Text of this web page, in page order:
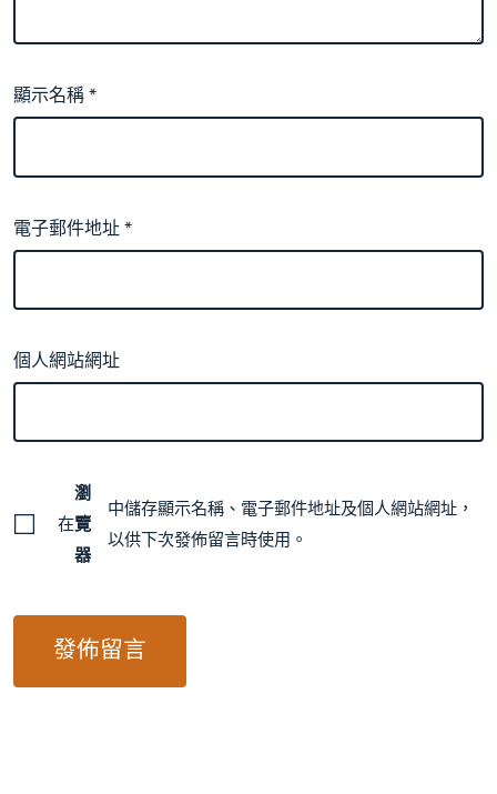
顯示名稱*
電子郵件地址*
個人網站網址
在
瀏
覽
器
中儲存顯示名稱、電子郵件地址及個人網站網址，
以供下次發佈留言時使用。